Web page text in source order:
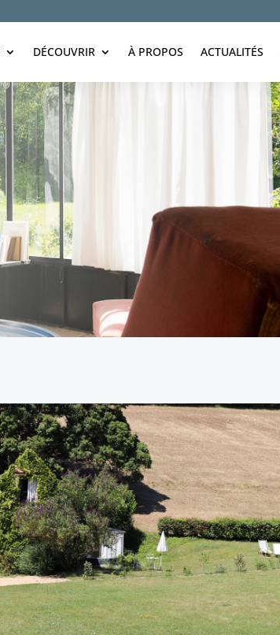
DÉCOUVRIR À PROPOS ACTUALITÉS